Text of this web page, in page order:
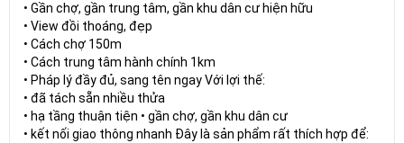
• Gần chợ, gần trung tâm, gần khu dân cư hiện hữu
• View đồi thoáng, đẹp
• Cách chợ 150m
• Cách trung tâm hành chính 1km
• Pháp lý đầy đủ, sang tên ngay Với lợi thế:
• đã tách sẵn nhiều thửa
• hạ tầng thuận tiện • gần chợ, gần khu dân cư
• kết nối giao thông nhanh Đây là sản phẩm rất thích hợp để: